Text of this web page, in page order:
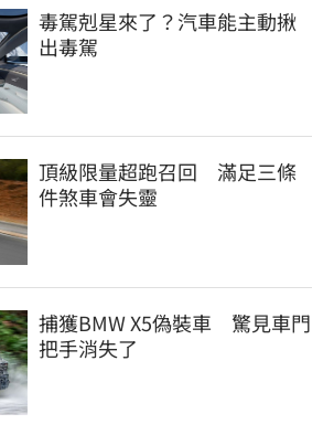
毒駕剋星來了？汽車能主動揪
出毒駕
頂級限量超跑召回　滿足三條
件煞車會失靈
捕獲BMW X5偽裝車　驚見車門
把手消失了